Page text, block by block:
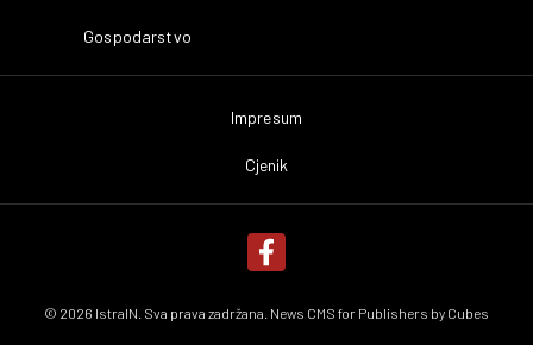
Gospodarstvo
Impresum
Cjenik
© 2026 IstraIN. Sva prava zadržana. News CMS for Publishers by Cubes